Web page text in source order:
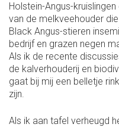
Holstein-Angus-
van de melkveehouder
Black Angus-stieren
bedrijf en grazen negen
Als ik de recente
de kalverhouderij en
gaat bij mij een belletje
zijn.
Als ik aan tafel verheugd